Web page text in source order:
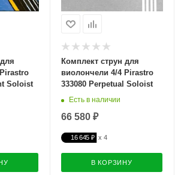
Soloist
Комплект струн для
виолончели 4/4 Pirastro
333080 Perpetual Soloist
Есть в наличии
66 580 ₽
16 645 ₽
В КОРЗИНУ